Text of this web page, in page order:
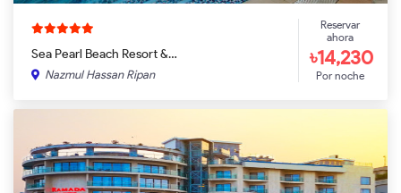
Sea Pearl Beach Resort &…
Nazmul Hassan Ripan
Reservar
ahora
৳14,230
Por noche